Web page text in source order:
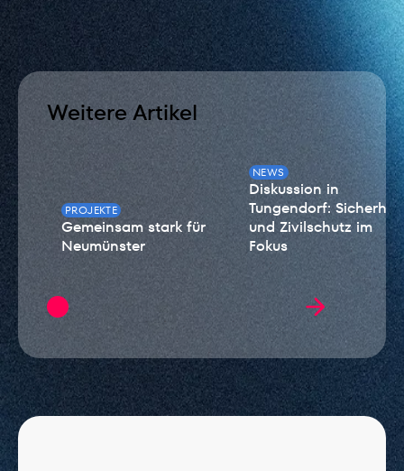
Weitere Artikel
PROJEKTE
Gemeinsam stark für
Neumünster
NEWS
Diskussion in
Tungendorf: Sicherheit
und Zivilschutz im
Fokus